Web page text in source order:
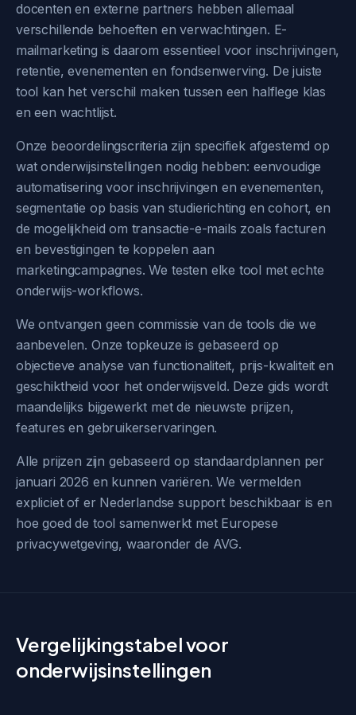
docenten en externe partners hebben allemaal
verschillende behoeften en verwachtingen. E-
mailmarketing is daarom essentieel voor inschrijvingen,
retentie, evenementen en fondsenwerving. De juiste
tool kan het verschil maken tussen een halflege klas
en een wachtlijst.
Onze beoordelingscriteria zijn specifiek afgestemd op
wat onderwijsinstellingen nodig hebben: eenvoudige
automatisering voor inschrijvingen en evenementen,
segmentatie op basis van studierichting en cohort, en
de mogelijkheid om transactie-e-mails zoals facturen
en bevestigingen te koppelen aan
marketingcampagnes. We testen elke tool met echte
onderwijs-workflows.
We ontvangen geen commissie van de tools die we
aanbevelen. Onze topkeuze is gebaseerd op
objectieve analyse van functionaliteit, prijs-kwaliteit en
geschiktheid voor het onderwijsveld. Deze gids wordt
maandelijks bijgewerkt met de nieuwste prijzen,
features en gebruikerservaringen.
Alle prijzen zijn gebaseerd op standaardplannen per
januari 2026 en kunnen variëren. We vermelden
expliciet of er Nederlandse support beschikbaar is en
hoe goed de tool samenwerkt met Europese
privacywetgeving, waaronder de AVG.
Vergelijkingstabel voor
onderwijsinstellingen